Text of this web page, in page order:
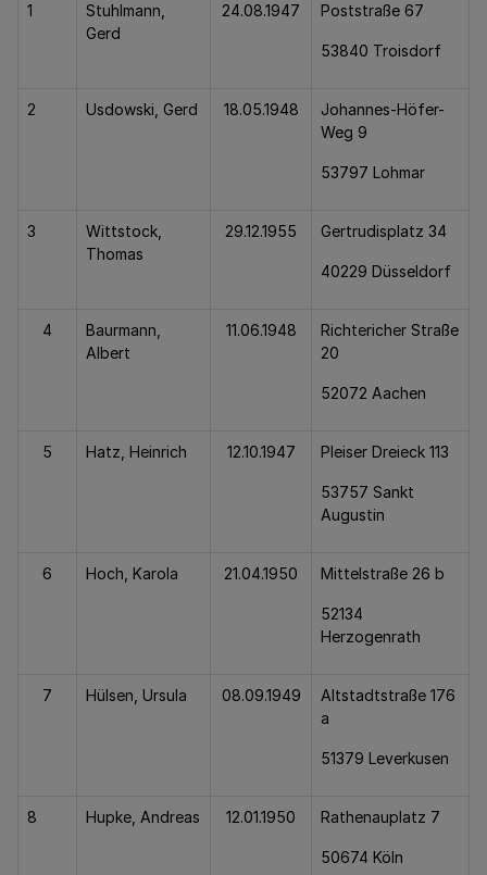
1
Stuhlmann,
Gerd
24.08.1947 Poststraße 67
53840 Troisdorf
2 Usdowski, Gerd 18.05.1948
Johannes-Höfer-
Weg 9
53797 Lohmar
3
Wittstock,
Thomas
29.12.1955 Gertrudisplatz 34
40229 Düsseldorf
4
Baurmann,
Albert
11.06.1948
Richtericher Straße
20
52072 Aachen
5 Hatz, Heinrich 12.10.1947 Pleiser Dreieck 113
53757 Sankt
Augustin
6 Hoch, Karola 21.04.1950 Mittelstraße 26 b
52134
Herzogenrath
7 Hülsen, Ursula 08.09.1949
Altstadtstraße 176
a
51379 Leverkusen
8 Hupke, Andreas 12.01.1950 Rathenauplatz 7
50674 Köln